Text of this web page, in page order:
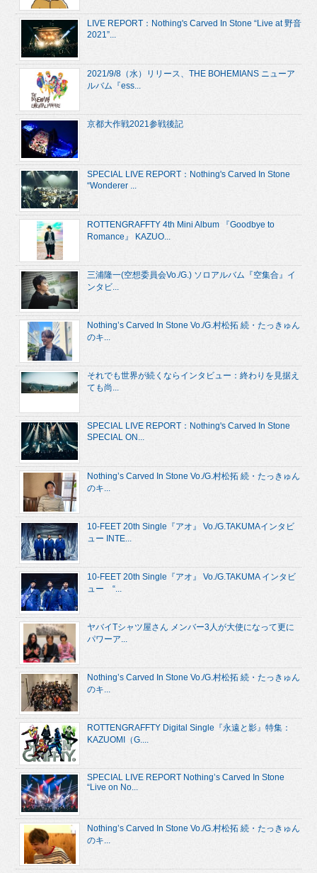
LIVE REPORT：Nothing's Carved In Stone “Live at 野音
2021”...
2021/9/8（水）リリース、THE BOHEMIANS ニューア
ルバム『ess...
京都大作戦2021参戦後記
SPECIAL LIVE REPORT：Nothing's Carved In Stone
“Wonderer ...
ROTTENGRAFFTY 4th Mini Album 『Goodbye to
Romance』 KAZUO...
三浦隆一(空想委員会Vo./G.) ソロアルバム『空集合』イ
ンタビ...
Nothing’s Carved In Stone Vo./G.村松拓 続・たっきゅん
のキ...
それでも世界が続くならインタビュー：終わりを見据え
ても尚...
SPECIAL LIVE REPORT：Nothing's Carved In Stone
SPECIAL ON...
Nothing’s Carved In Stone Vo./G.村松拓 続・たっきゅん
のキ...
10-FEET 20th Single『アオ』 Vo./G.TAKUMAインタビ
ュー INTE...
10-FEET 20th Single『アオ』 Vo./G.TAKUMA インタビ
ュー “...
ヤバイTシャツ屋さん メンバー3人が大使になって更に
パワーア...
Nothing’s Carved In Stone Vo./G.村松拓 続・たっきゅん
のキ...
ROTTENGRAFFTY Digital Single『永遠と影』特集：
KAZUOMI（G....
SPECIAL LIVE REPORT Nothing’s Carved In Stone
“Live on No...
Nothing’s Carved In Stone Vo./G.村松拓 続・たっきゅん
のキ...